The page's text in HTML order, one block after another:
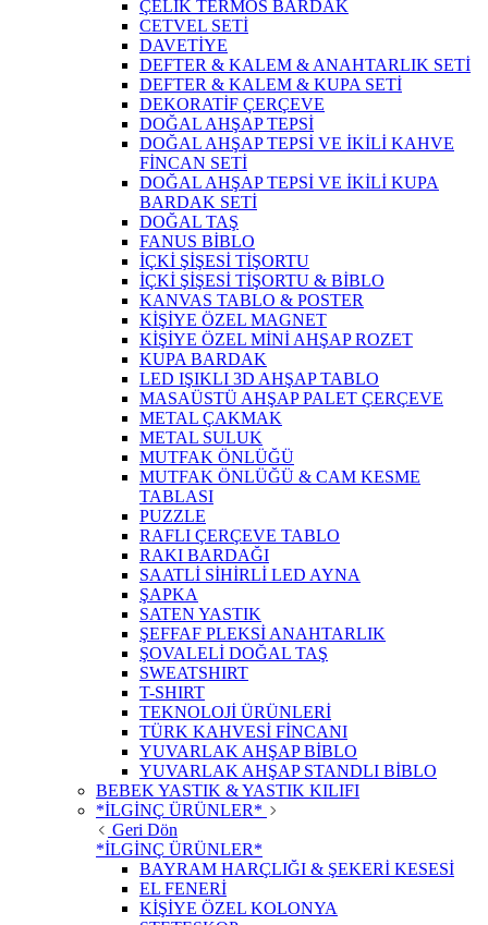
ÇELİK TERMOS BARDAK
CETVEL SETİ
DAVETİYE
DEFTER & KALEM & ANAHTARLIK SETİ
DEFTER & KALEM & KUPA SETİ
DEKORATİF ÇERÇEVE
DOĞAL AHŞAP TEPSİ
DOĞAL AHŞAP TEPSİ VE İKİLİ KAHVE
FİNCAN SETİ
DOĞAL AHŞAP TEPSİ VE İKİLİ KUPA
BARDAK SETİ
DOĞAL TAŞ
FANUS BİBLO
İÇKİ ŞİŞESİ TİŞORTU
İÇKİ ŞİŞESİ TİŞORTU & BİBLO
KANVAS TABLO & POSTER
KİŞİYE ÖZEL MAGNET
KİŞİYE ÖZEL MİNİ AHŞAP ROZET
KUPA BARDAK
LED IŞIKLI 3D AHŞAP TABLO
MASAÜSTÜ AHŞAP PALET ÇERÇEVE
METAL ÇAKMAK
METAL SULUK
MUTFAK ÖNLÜĞÜ
MUTFAK ÖNLÜĞÜ & CAM KESME
TABLASI
PUZZLE
RAFLI ÇERÇEVE TABLO
RAKI BARDAĞI
SAATLİ SİHİRLİ LED AYNA
ŞAPKA
SATEN YASTIK
ŞEFFAF PLEKSİ ANAHTARLIK
ŞOVALELİ DOĞAL TAŞ
SWEATSHIRT
T-SHIRT
TEKNOLOJİ ÜRÜNLERİ
TÜRK KAHVESİ FİNCANI
YUVARLAK AHŞAP BİBLO
YUVARLAK AHŞAP STANDLI BİBLO
BEBEK YASTIK & YASTIK KILIFI
*İLGİNÇ ÜRÜNLER*
Geri Dön
*İLGİNÇ ÜRÜNLER*
BAYRAM HARÇLIĞI & ŞEKERİ KESESİ
EL FENERİ
KİŞİYE ÖZEL KOLONYA